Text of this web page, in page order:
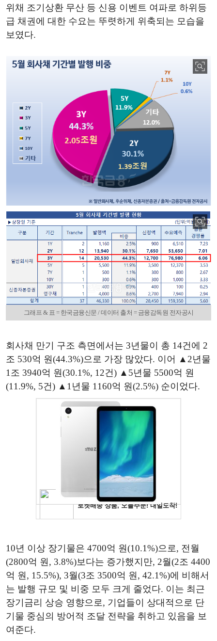
위채 조기상환 무산 등 신용 이벤트 여파로 하위등
급 채권에 대한 수요는 뚜렷하게 위축되는 모습을
보였다.
그래프 & 표 = 한국금융신문 / 데이터 출처 = 금융감독원 전자공시
회사채 만기 구조 측면에서는 3년물이 총 14건에 2
조 530억 원(44.3%)으로 가장 많았다. 이어 ▲2년물
1조 3940억 원(30.1%, 12건) ▲5년물 5500억 원
(11.9%, 5건) ▲1년물 1160억 원(2.5%) 순이었다.
10년 이상 장기물은 4700억 원(10.1%)으로, 전월
(2800억 원, 3.8%)보다는 증가했지만, 2월(2조 4400
억 원, 15.5%), 3월(3조 3500억 원, 42.1%)에 비해서
는 발행 규모 및 비중 모두 크게 줄었다. 이는 최근
장기금리 상승 영향으로, 기업들이 상대적으로 단
기물 중심의 방어적 조달 전략을 취하고 있음을 보
여준다.